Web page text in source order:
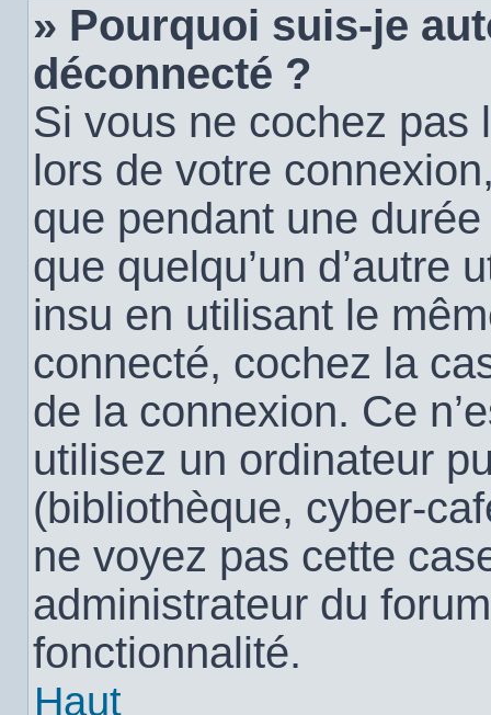
» Pourquoi suis-je
déconnecté ?
Si vous ne cochez
lors de votre
que pendant une
que quelqu’un d’autre
insu en utilisant le
connecté, cochez la
de la connexion. Ce
utilisez un ordinateur
(bibliothèque, cyber-
ne voyez pas cette
administrateur du
fonctionnalité.
Haut